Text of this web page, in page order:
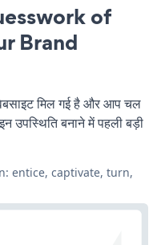
of
Brand
मिल गई है और आप चल
उपस्थिति बनाने में पहली बड़ी
entice, captivate, turn,